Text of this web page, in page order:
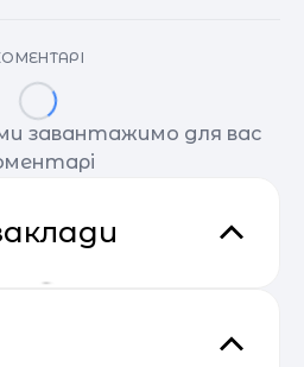
завантажимо для вас